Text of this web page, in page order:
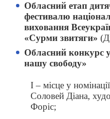
Обласний етап
фестивалю
виховання
«Сурми звитяги»
Обласний конкурс
нашу свободу»
І – місце у
Соловей Діана,
Форіс;